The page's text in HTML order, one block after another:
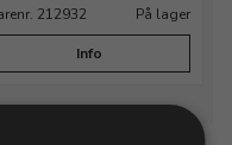
212932
På lager
Info